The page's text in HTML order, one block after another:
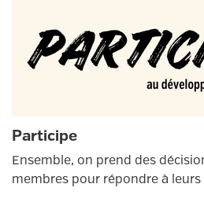
Participe
Ensemble, on prend des
membres pour répondre à leurs